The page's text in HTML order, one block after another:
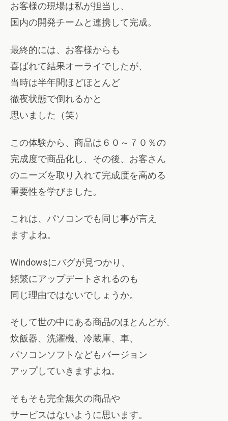
お客様の現場は私が担当し、
国内の開発チームと連携して完成。
最終的には、お客様からも
喜ばれて結果オーライでしたが、
当時は半年間ほどほとんど
徹夜状態で倒れるかと
思いました（笑）
この体験から、商品は６０～７０％の
完成度で商品化し、その後、お客さん
のニーズを取り入れて完成度を高める
重要性を学びました。
これは、パソコンでも同じ事が言え
ますよね。
Windowsにバグが見つかり、
頻繁にアップデートされるのも
同じ理由ではないでしょうか。
そして世の中にある商品のほとんどが、
炊飯器、洗濯機、冷蔵庫、車、
パソコンソフトなどもバージョン
アップしていきますよね。
そもそも完全無欠の商品や
サービスはないように思います。